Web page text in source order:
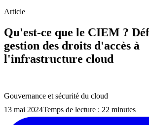
Article
Qu'est-ce que le CIEM ?
gestion des droits d'accès à
l'infrastructure cloud
Gouvernance et sécurité du cloud
13 mai 2024Temps de lecture : 22 minutes